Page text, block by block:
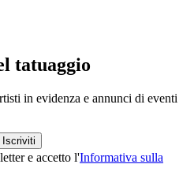
tatuaggio
in evidenza e annunci di eventi
Iscriviti
e accetto l'Informativa sulla